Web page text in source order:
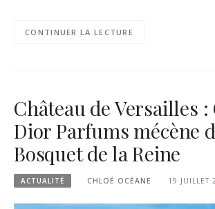
CONTINUER LA LECTURE
Château de Versailles
Dior Parfums mécène
Bosquet de la Reine
ACTUALITÉ CHLOÉ OCÉANE 19 JUILLET